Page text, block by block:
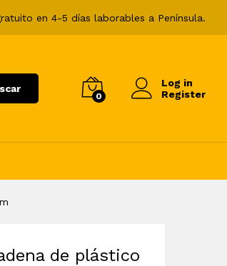
en 4-5 días laborables a Península.
0
Log in
Register
de plástico
€ Añadir al carrito